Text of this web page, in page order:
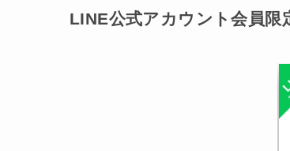
LINE公式アカウント会員限